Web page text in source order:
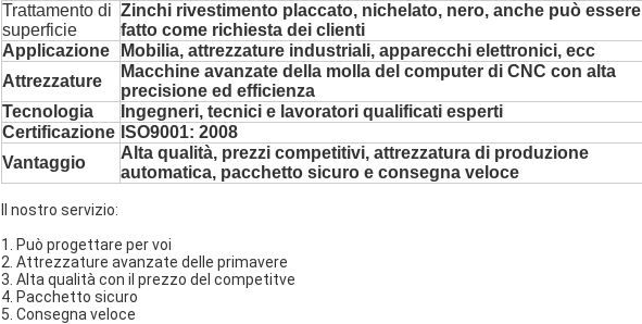
Trattamento di
superficie
Zinchi rivestimento placcato, nichelato, nero, anche può essere
fatto come richiesta dei clienti
Applicazione
Mobilia, attrezzature industriali, apparecchi elettronici, ecc
Attrezzature
Macchine avanzate della molla del computer di CNC con alta
precisione ed efficienza
Tecnologia
Ingegneri, tecnici e lavoratori qualificati esperti
Certificazione ISO9001: 2008
Vantaggio
Alta qualità, prezzi competitivi, attrezzatura di produzione
automatica, pacchetto sicuro e consegna veloce
Il nostro servizio:
1. Può progettare per voi
2. Attrezzature avanzate delle primavere
3. Alta qualità con il prezzo del competitve
4. Pacchetto sicuro
5. Consegna veloce